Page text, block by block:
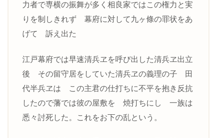
力者で専横の振舞が多く相良家ではこの権力と実
りを制しきれず 幕府に対して九ヶ條の罪状をあ
げて 訴え出た
江戸幕府では早速清兵ヱを呼び出した清兵ヱ出立
後 その留守居をしていた清兵ヱの義理の子 田
代半兵ヱは この主君の仕打ちに不平を抱き反抗
したので藩では彼の屋敷を 焼打ちにし 一族は
悉々討死した。これをお下の乱という。